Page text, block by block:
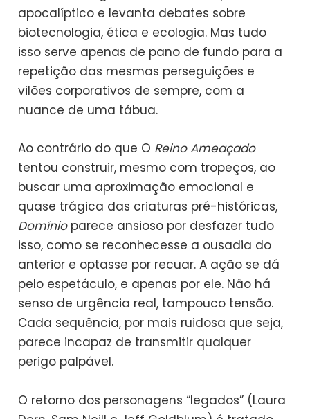
apocalíptico e levanta debates sobre
biotecnologia, ética e ecologia. Mas tudo
isso serve apenas de pano de fundo para a
repetição das mesmas perseguições e
vilões corporativos de sempre, com a
nuance de uma tábua.
Ao contrário do que O Reino Ameaçado
tentou construir, mesmo com tropeços, ao
buscar uma aproximação emocional e
quase trágica das criaturas pré-históricas,
Domínioparece ansioso por desfazer tudo
isso, como se reconhecesse a ousadia do
anterior e optasse por recuar. A ação se dá
pelo espetáculo, e apenas por ele. Não há
senso de urgência real, tampouco tensão.
Cada sequência, por mais ruidosa que seja,
parece incapaz de transmitir qualquer
perigo palpável.
O retorno dos personagens “legados” (Laura